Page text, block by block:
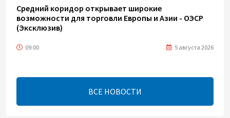
Средний коридор открывает широкие
возможности для торговли Европы и Азии - ОЭСР
(Эксклюзив)
09:00 5 августа 2026
Центральная Азия ускоряет цифровой переход:
08:00 5 августа 2026
ВСЕ НОВОСТИ